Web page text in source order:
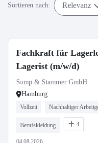
Sortieren nach: Relevanz
Fachkraft für
Lagerist (m/w/d)
Sump & Stammer GmbH
Hamburg
Vollzeit Nachhaltiger
Berufskleidung 4
04.08.2026